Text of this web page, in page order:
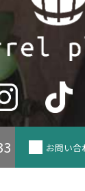
お問い合
観葉植物ならbarrel